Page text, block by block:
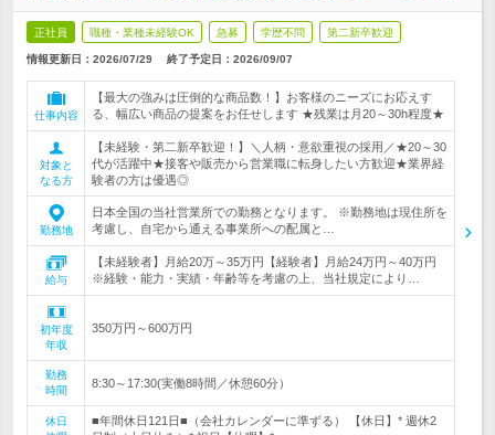
正社員 職種・業種未経験OK 急募 学歴不問 第二新卒歓迎
情報更新日：2026/07/29 終了予定日： 2026/09/07
仕事内容
【最大の強みは圧倒的な商品数！】お客様のニーズにお応えす
る、幅広い商品の提案をお任せします ★残業は月20～30h程度★
対象と
なる方
【未経験・第二新卒歓迎！】＼人柄・意欲重視の採用／★20～30
代が活躍中★接客や販売から営業職に転身したい方歓迎★業界経
験者の方は優遇◎
勤務地
日本全国の当社営業所での勤務となります。 ※勤務地は現住所を
考慮し、自宅から通える事業所への配属と…
給与
【未経験者】月給20万～35万円【経験者】月給24万円～40万円
※経験・能力・実績・年齢等を考慮の上、当社規定により…
初年度
年収
350万円～600万円
勤務
時間
8:30～17:30(実働8時間／休憩60分）
休日
■年間休日121日■（会社カレンダーに準ずる） 【休日】* 週休2